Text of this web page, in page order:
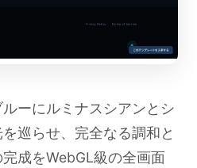
ーにルミナスシアンとシ
巡らせ、完全なる調和と
成をWebGL級の全画面